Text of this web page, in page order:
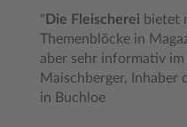
" Die Fleischerei bietet
Themenblöcke in
aber sehr informativ
Maischberger, Inhaber
in Buchloe